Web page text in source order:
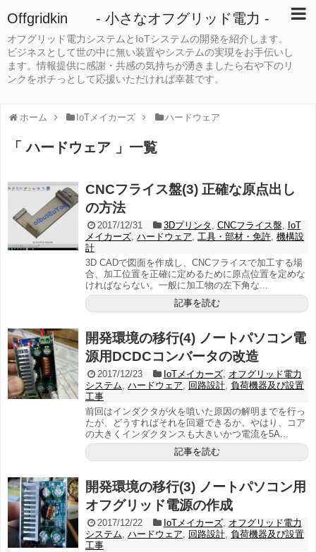
Offgridkin - 小さなオフグリッド電力 -
オフグリッド電力システムとIoTシステムの開発を紹介します。
ビジネスとして世の中に無い装置やシステムの実現をお手伝いし
ます。情報提供に感謝・共感の気持ちが湧きましたら右や下のリ
ンクをポチっとして応援いただければ幸甚です。
ホーム IoTメイカーズ ハードウェア
「 ハードウェア 」一覧
CNCフライス盤(3) 正確な原点出し
の方法
2017/12/31 3Dプリンタ , CNCフライス盤, IoT
メイカーズ, ハードウェア, 工具・部材・免許, 機構設
計
3D CADで図面を作成し、CNCフライスで加工する場
合、加工位置を正確に定めるために原点位置を定めな
ければならない。一般に加工物の左下角な...
記事を読む
開発環境の移行(4) ノートパソコン電
源用DCDCコンバータの改造
2017/12/23 IoTメイカーズ, オフグリッド電力
システム, ハードウェア, 回路設計, 負荷機器及び設置
工事
前回はインダクタが火を噴いた原因の解明までを行っ
たが、どうすればそれを回避できるか。やはり、コア
の大きくインダクタンスも大きいかつ電流を5A...
記事を読む
開発環境の移行(3) ノートパソコン用
オフグリッド電源の作成
2017/12/22 IoTメイカーズ, オフグリッド電力
システム, ハードウェア, 回路設計, 負荷機器及び設置
工事